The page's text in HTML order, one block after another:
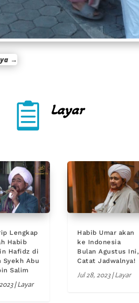
→
 Layar
Lengkap
Habib
Hafidz di
Syekh Abu
Salim
|Layar
Habib Umar akan
ke Indonesia
Bulan Agustus Ini,
Catat Jadwalnya!
Jul 28, 2023|Layar